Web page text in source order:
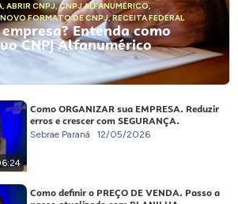
, ABRIR CNPJ,CNPJ ALFANUMÉRICO,
NOVO FORMATO DE CNPJ,RECEITA FEDERAL
Entenda como
CNPJ Alfanumérico
Como ORGANIZAR sua EMPRESA. Reduzir
erros e crescer com SEGURANÇA.
Sebrae Paraná 12/05/2026
Como definir o PREÇO DE VENDA. Passo a